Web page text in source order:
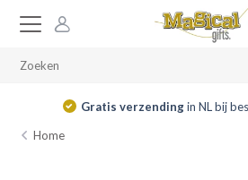
Gratis verzendingin NL bij
Home